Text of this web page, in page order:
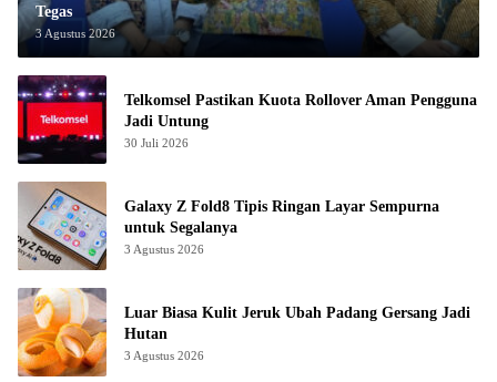
Tegas
3 Agustus 2026
Telkomsel Pastikan Kuota Rollover Aman Pengguna
Jadi Untung
30 Juli 2026
Galaxy Z Fold8 Tipis Ringan Layar Sempurna
untuk Segalanya
3 Agustus 2026
Luar Biasa Kulit Jeruk Ubah Padang Gersang Jadi
Hutan
3 Agustus 2026